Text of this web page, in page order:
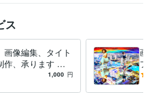
ス
画像編集、タイト
作、承ります シ
次元な世界の空間
1,000 円
画像
フト
で、